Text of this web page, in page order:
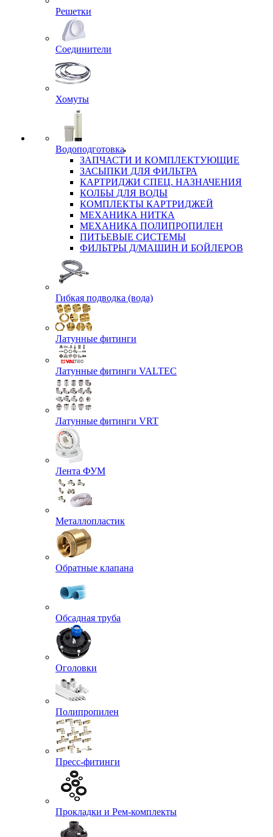
Решетки
Соединители
Хомуты
Водоподготовка
ЗАПЧАСТИ И КОМПЛЕКТУЮЩИЕ
ЗАСЫПКИ ДЛЯ ФИЛЬТРА
КАРТРИДЖИ СПЕЦ. НАЗНАЧЕНИЯ
КОЛБЫ ДЛЯ ВОДЫ
КОМПЛЕКТЫ КАРТРИДЖЕЙ
МЕХАНИКА НИТКА
МЕХАНИКА ПОЛИПРОПИЛЕН
ПИТЬЕВЫЕ СИСТЕМЫ
ФИЛЬТРЫ Д/МАШИН И БОЙЛЕРОВ
Гибкая подводка (вода)
Латунные фитинги
Латунные фитинги VALTEC
Латунные фитинги VRT
Лента ФУМ
Металлопластик
Обратные клапана
Обсадная труба
Оголовки
Полипропилен
Пресс-фитинги
Прокладки и Рем-комплекты